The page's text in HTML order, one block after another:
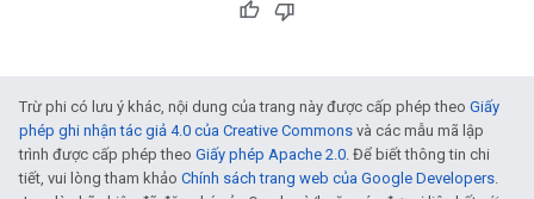
Trừ phi có lưu ý khác, nội dung của trang này được cấp phép theo Giấy
phép ghi nhận tác giả 4.0 của Creative Commons và các mẫu mã lập
trình được cấp phép theo Giấy phép Apache 2.0. Để biết thông tin chi
tiết, vui lòng tham khảo Chính sách trang web của Google Developers.